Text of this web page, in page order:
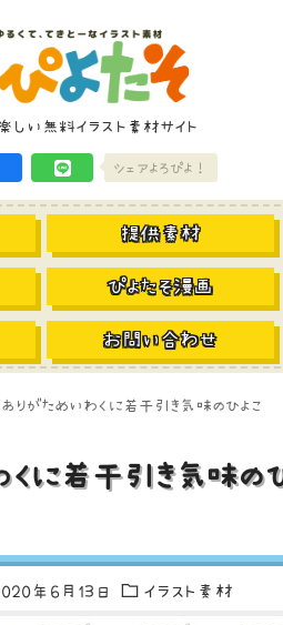
しい無料イラスト素材サイト
シェアよろぴよ！
提供素材
ぴよたそ漫画
お問い合わせ
ありがためいわくに若干引き気味のひよこ
くに若干引き気味の
年6月13日 イラスト素材